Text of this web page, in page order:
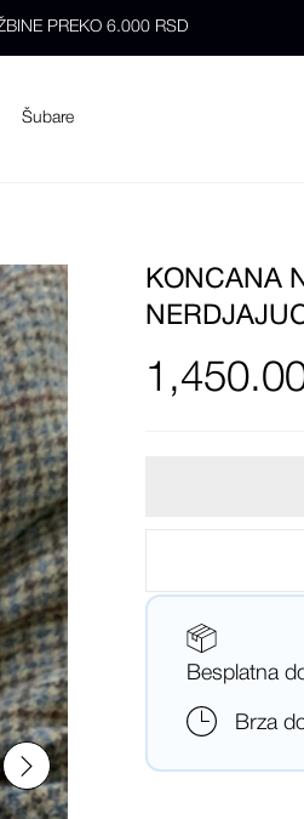
PREKO 6.000 RSD
Šubare
KONCANA
Besplatna
Brza